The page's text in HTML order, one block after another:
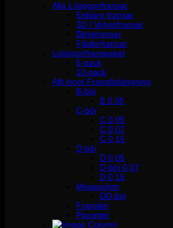
Alla Lösögonfransar
Enklare fransar
3D / Volymfransar
Blingfransar
Fjäderfransar
Lösögonfranspaket
5-pack
10-pack
Allt inom Fransförlängning
B-böj
B 0.05
C-böj
C 0,05
C 0,07
C 0,15
D-böj
D 0,05
D-böj 0,07
D 0,15
Megavolym
DD-böj
Franslim
Pincetter